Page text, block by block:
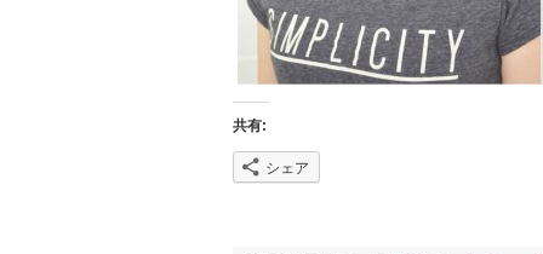
共有:
シェア